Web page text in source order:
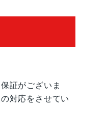
証がございま
対応をさせてい